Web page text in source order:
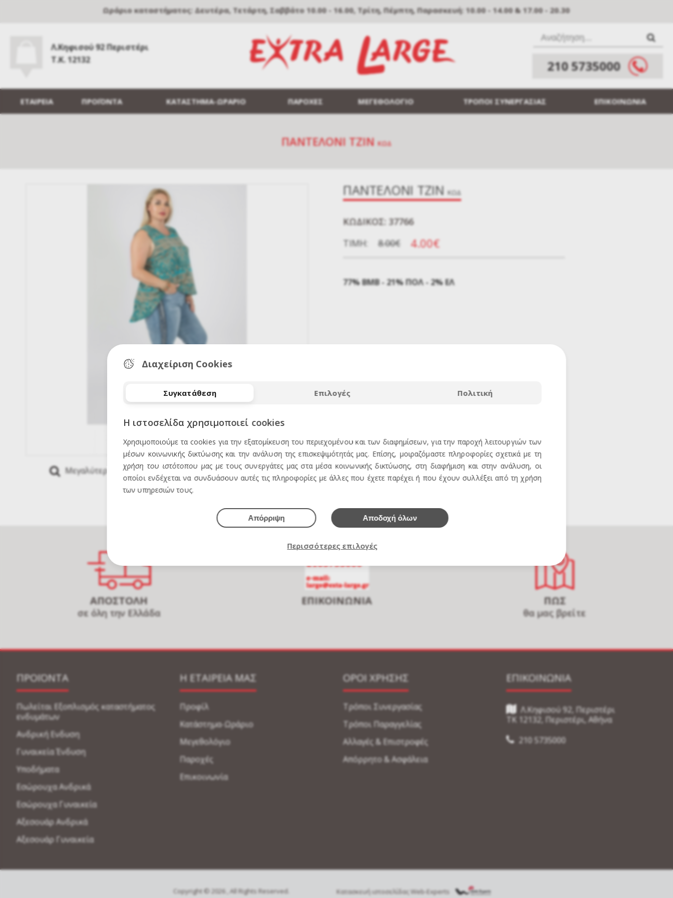
Λ.Κηφισού 92 Περιστέρι
Τ.Κ. 12132
210 5735000
ΕΤΑΙΡΕΙΑ ΠΡΟΪΟΝΤΑ ΚΑΤΑΣΤΗΜΑ-ΩΡΑΡΙΟ ΠΑΡΟΧΕΣ ΜΕΓΕΘΟΛΟΓΙΟ ΤΡΟΠΟΙ ΣΥΝΕΡΓΑΣΙΑΣ ΕΠΙΚΟΙΝΩΝΙΑ
ΠΑΝΤΕΛΟΝΙ ΤΖΙΝΚΩΔ
ΠΑΝΤΕΛΟΝΙ ΤΖΙΝΚΩΔ
KΩΔΙΚΌΣ: 37766
Μεγαλύτερη Εικόνα Mouse over to zoom
ΤΙΜΉ: 8.00€ 4.00€
77% ΒΜΒ - 21% ΠΟΛ - 2% ΕΛ
ΑΠΟΣΤΟΛΗ
σε όλη την Ελλάδα
ΕΠΙΚΟΙΝΩΝΙΑ ΠΩΣ
θα μας βρείτε
ΠΡΟΪΟΝΤΑ
Πωλείται Εξοπλισμός καταστήματος
ενδυμάτων
Ανδρική Ενδυση
Γυναικεία Ένδυση
Υποδήματα
Εσώρουχα Ανδρικά
Εσώρουχα Γυναικεία
Αξεσουάρ Ανδρικά
Αξεσουάρ Γυναικεία
Η ΕΤΑΙΡΕΙΑ ΜΑΣ
Προφίλ
Κατάστημα-Ωράριο
Μεγεθολόγιο
Παροχές
Επικοινωνία
ΟΡΟΙ ΧΡΗΣΗΣ
Τρόποι Συνεργασίας
Τρόποι Παραγγελίας
Αλλαγές & Επιστροφές
Απόρρητο & Ασφάλεια
ΕΠΙΚΟΙΝΩΝΙΑ
Λ.Κηφισού 92, Περιστέρι
TK 12132, Περιστέρι, Αθήνα
210 5735000
Copyright © 2026 , All Rights Reserved. Κατασκευή ιστοσελίδας Web-Experts
Ωράριο καταστήματος: Δευτέρα, Τετάρτη, Σαββάτο 10.00 - 16.00, Τρίτη, Πέμπτη, Παρασκευή: 10.00 - 14.00 & 17.00 - 20.30
Διαχείριση Cookies
Συγκατάθεση Επιλογές Πολιτική
Η ιστοσελίδα χρησιμοποιεί cookies
Χρησιμοποιούμε τα cookies για την εξατομίκευση του περιεχομένου και των διαφημίσεων, για την παροχή λειτουργιών των
μέσων κοινωνικής δικτύωσης και την ανάλυση της επισκεψιμότητάς μας. Επίσης, μοιραζόμαστε πληροφορίες σχετικά με τη
χρήση του ιστότοπου μας με τους συνεργάτες μας στα μέσα κοινωνικής δικτύωσης, στη διαφήμιση και στην ανάλυση, οι
οποίοι ενδέχεται να συνδυάσουν αυτές τις πληροφορίες με άλλες που έχετε παρέχει ή που έχουν συλλέξει από τη χρήση
των υπηρεσιών τους.
Απόρριψη Αποδοχή όλων
Περισσότερες επιλογές